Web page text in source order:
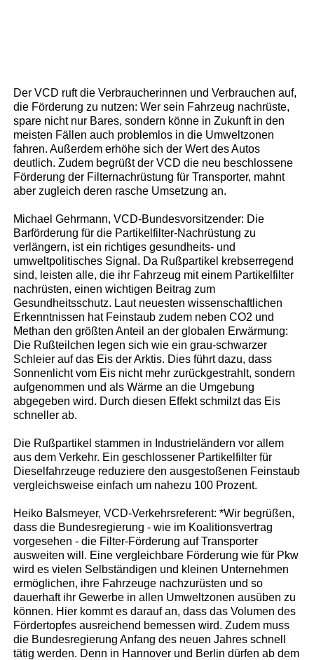
Der VCD ruft die Verbraucherinnen und Verbrauchen auf,
die Förderung zu nutzen: Wer sein Fahrzeug nachrüste,
spare nicht nur Bares, sondern könne in Zukunft in den
meisten Fällen auch problemlos in die Umweltzonen
fahren. Außerdem erhöhe sich der Wert des Autos
deutlich. Zudem begrüßt der VCD die neu beschlossene
Förderung der Filternachrüstung für Transporter, mahnt
aber zugleich deren rasche Umsetzung an.
Michael Gehrmann, VCD-Bundesvorsitzender: Die
Barförderung für die Partikelfilter-Nachrüstung zu
verlängern, ist ein richtiges gesundheits- und
umweltpolitisches Signal. Da Rußpartikel krebserregend
sind, leisten alle, die ihr Fahrzeug mit einem Partikelfilter
nachrüsten, einen wichtigen Beitrag zum
Gesundheitsschutz. Laut neuesten wissenschaftlichen
Erkenntnissen hat Feinstaub zudem neben CO2 und
Methan den größten Anteil an der globalen Erwärmung:
Die Rußteilchen legen sich wie ein grau-schwarzer
Schleier auf das Eis der Arktis. Dies führt dazu, dass
Sonnenlicht vom Eis nicht mehr zurückgestrahlt, sondern
aufgenommen und als Wärme an die Umgebung
abgegeben wird. Durch diesen Effekt schmilzt das Eis
schneller ab.
Die Rußpartikel stammen in Industrieländern vor allem
aus dem Verkehr. Ein geschlossener Partikelfilter für
Dieselfahrzeuge reduziere den ausgestoßenen Feinstaub
vergleichsweise einfach um nahezu 100 Prozent.
Heiko Balsmeyer, VCD-Verkehrsreferent: *Wir begrüßen,
dass die Bundesregierung - wie im Koalitionsvertrag
vorgesehen - die Filter-Förderung auf Transporter
ausweiten will. Eine vergleichbare Förderung wie für Pkw
wird es vielen Selbständigen und kleinen Unternehmen
ermöglichen, ihre Fahrzeuge nachzurüsten und so
dauerhaft ihr Gewerbe in allen Umweltzonen ausüben zu
können. Hier kommt es darauf an, dass das Volumen des
Fördertopfes ausreichend bemessen wird. Zudem muss
die Bundesregierung Anfang des neuen Jahres schnell
tätig werden. Denn in Hannover und Berlin dürfen ab dem